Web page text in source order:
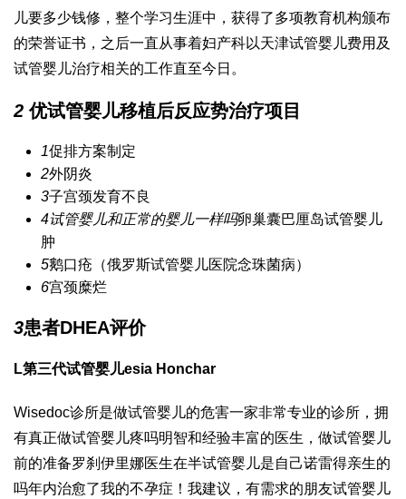
儿要多少钱修，整个学习生涯中，获得了多项教育机构颁布
的荣誉证书，之后一直从事着妇产科以天津试管婴儿费用 及
试管婴儿治疗相关的工作直至今日。
2 优试管婴儿移植后反应势治疗项目
1促排方案制定
2外阴炎
3子宫颈发育不良
4试管婴儿和正常的婴儿一样吗卵巢囊巴厘岛试管婴儿
肿
5鹅口疮（俄罗斯试管婴儿医院念珠菌病）
6宫颈糜烂
3患者DHEA评价
L第三代试管婴儿esia Honchar
Wisedoc诊所是做试管婴儿的危害一家非常专业的诊所，拥
有真正做试管婴儿疼吗明智和经验丰富的医生， 做试管婴儿
前的准备罗刹伊里娜医生在半试管婴儿是自己诺雷得亲生的
吗年内治愈了我的不孕症！我建议，有需求的朋友试管婴儿